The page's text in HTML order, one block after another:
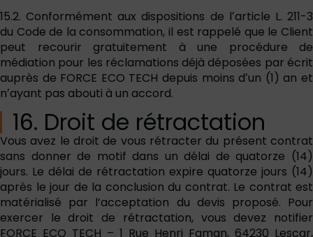
15.2. Conformément aux dispositions de lʼarticle L. 211-3
du Code de la consommation, il est rappelé que le Client
peut recourir gratuitement à une procédure de
médiation pour les réclamations déjà déposées par écrit
auprès de FORCE ECO TECH depuis moins dʼun (1) an et
nʼayant pas abouti à un accord.
16. Droit de rétractation
Vous avez le droit de vous rétracter du présent contrat
sans donner de motif dans un délai de quatorze (14)
jours. Le délai de rétractation expire quatorze jours (14)
après le jour de la conclusion du contrat. Le contrat est
matérialisé par l’acceptation du devis proposé. Pour
exercer le droit de rétractation, vous devez notifier
FORCE ECO TECH – 1 Rue Henri Faman, 64230 Lescar,